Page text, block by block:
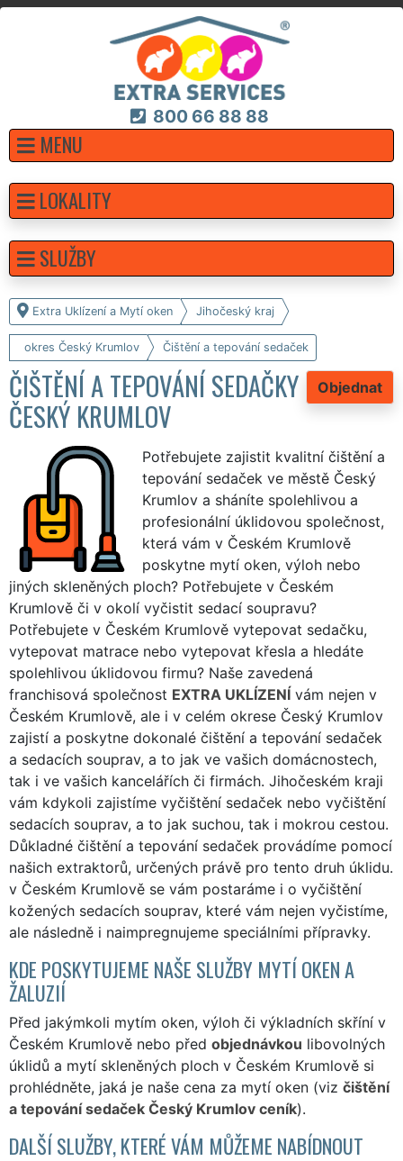
800 66 88 88
MENU
Extra Uklízení a Mytí oken Jihočeský kraj
okres Český Krumlov Čištění a tepování sedaček
Objednat
ČIŠTĚNÍ A TEPOVÁNÍ SEDAČKY
ČESKÝ KRUMLOV
Potřebujete zajistit kvalitní čištění a
tepování sedaček ve městě Český
Krumlov a sháníte spolehlivou a
profesionální úklidovou společnost,
která vám v Českém Krumlově
poskytne mytí oken, výloh nebo
jiných skleněných ploch? Potřebujete v Českém
Krumlově či v okolí vyčistit sedací soupravu?
Potřebujete v Českém Krumlově vytepovat sedačku,
vytepovat matrace nebo vytepovat křesla a hledáte
spolehlivou úklidovou firmu? Naše zavedená
franchisová společnost EXTRA UKLÍZENÍ vám nejen v
Českém Krumlově, ale i v celém okrese Český Krumlov
zajistí a poskytne dokonalé čištění a tepování sedaček
a sedacích souprav, a to jak ve vašich domácnostech,
tak i ve vašich kancelářích či firmách. Jihočeském kraji
vám kdykoli zajistíme vyčištění sedaček nebo vyčištění
sedacích souprav, a to jak suchou, tak i mokrou cestou.
Důkladné čištění a tepování sedaček provádíme pomocí
našich extraktorů, určených právě pro tento druh úklidu.
v Českém Krumlově se vám postaráme i o vyčištění
kožených sedacích souprav, které vám nejen vyčistíme,
ale následně i naimpregnujeme speciálními přípravky.
KDE POSKYTUJEME NAŠE SLUŽBY MYTÍ OKEN A
ŽALUZIÍ
Před jakýmkoli mytím oken, výloh či výkladních skříní v
Českém Krumlově nebo před objednávkou libovolných
úklidů a mytí skleněných ploch v Českém Krumlově si
prohlédněte, jaká je naše cena za mytí oken (viz čištění
a tepování sedaček Český Krumlov ceník).
DALŠÍ SLUŽBY, KTERÉ VÁM MŮŽEME NABÍDNOUT
LOKALITY
SLUŽBY